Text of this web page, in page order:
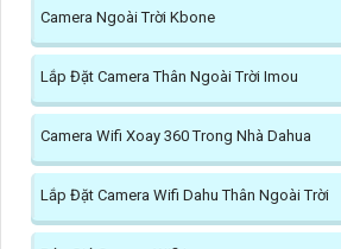
Camera Ngoài Trời Kbone
Lắp Đặt Camera Thân Ngoài Trời Imou
Camera Wifi Xoay 360 Trong Nhà Dahua
Lắp Đặt Camera Wifi Dahu Thân Ngoài Trời